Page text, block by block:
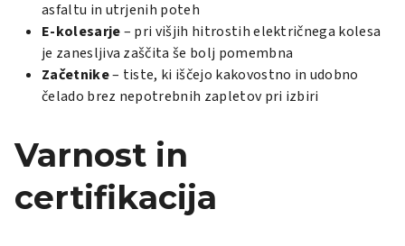
asfaltu in utrjenih poteh
E-kolesarje– pri višjih hitrostih električnega kolesa
je zanesljiva zaščita še bolj pomembna
Začetnike– tiste, ki iščejo kakovostno in udobno
čelado brez nepotrebnih zapletov pri izbiri
Varnost in
certifikacija